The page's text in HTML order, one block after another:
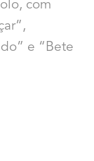
com
e “Bete